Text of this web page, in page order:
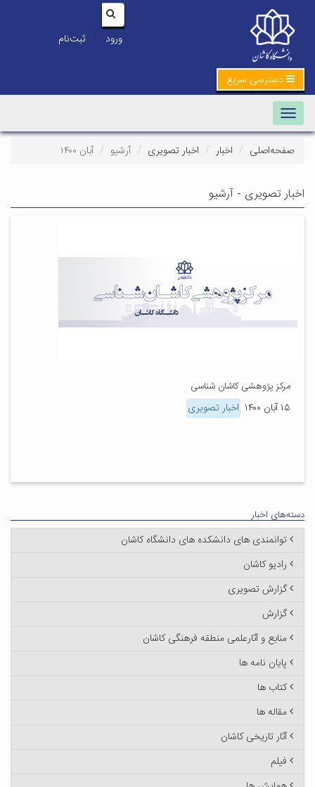
ورود | ثبت‌نام
دسترسی سریع
Toggle navigation
صفحه‌اصلی اخبار اخبار تصویری آرشیو آبان ۱۴۰۰
اخبار تصویری - آرشیو
مرکز پژوهشی کاشان شناسی
۱۵ آبان ۱۴۰۰ اخبار تصویری
دسته‌های اخبار
توانمندی های دانشکده های دانشگاه کاشان
رادیو کاشان
گزارش تصویری
گزارش
منابع و آثارعلمی منطقه فرهنگی کاشان
پایان نامه ها
کتاب ها
مقاله ها
آثار تاریخی کاشان
فیلم